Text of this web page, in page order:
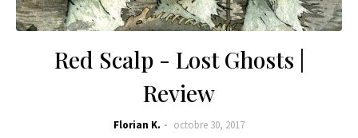
Red Scalp - Lost Ghosts |
Review
Florian K. octobre 30, 2017